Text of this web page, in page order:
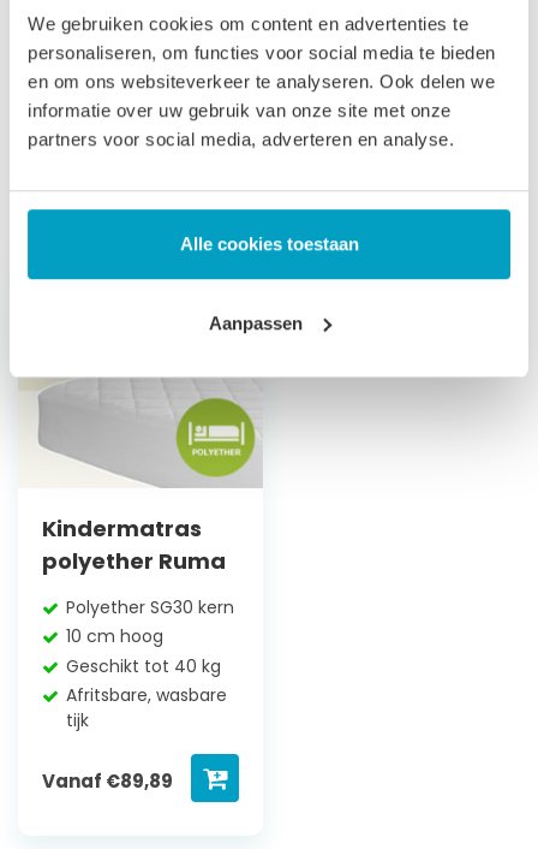
We gebruiken cookies om content en advertenties te
personaliseren, om functies voor social media te bieden
en om ons websiteverkeer te analyseren. Ook delen we
informatie over uw gebruik van onze site met onze
partners voor social media, adverteren en analyse.
Alle cookies toestaan
Aanpassen
direct leverbaar, de productie kost 3-4 weken tijd. Voor onze
voorwaarden betreft maatwerk matrassen verwijzen wij u
naar onzealgemene voorwaarden.
Prijs is inclusief wettelijke verwijderingsbijdrage
Gerelateerde producten
Kindermatras
polyether Ruma
Polyether SG30 kern
10 cm hoog
Geschikt tot 40 kg
Afritsbare, wasbare
tijk
Vanaf €89,89